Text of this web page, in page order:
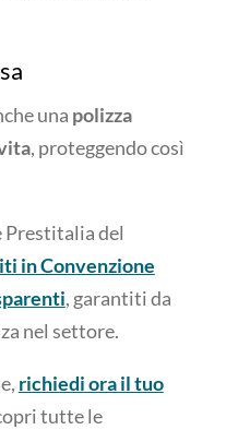
una polizza
, proteggendo così
Prestitalia del
in Convenzione
, garantiti da
nel settore.
richiedi ora il tuo
tutte le